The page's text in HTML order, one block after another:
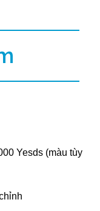
Yesds (màu tùy